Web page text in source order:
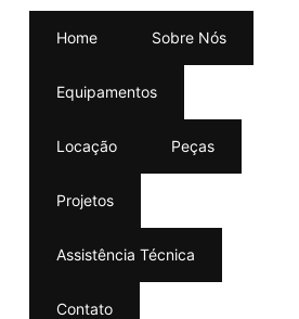
Home Sobre Nós
Equipamentos
Locação Peças
Projetos
Assistência Técnica
Contato